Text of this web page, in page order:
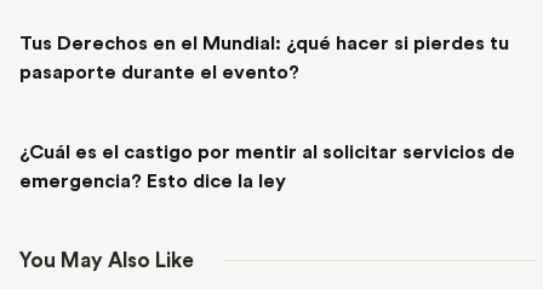
Tus Derechos en el Mundial: ¿qué hacer si pierdes tu
pasaporte durante el evento?
¿Cuál es el castigo por mentir al solicitar servicios de
emergencia? Esto dice la ley
You May Also Like